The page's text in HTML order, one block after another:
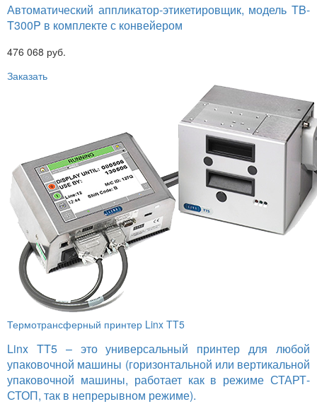
Автоматический аппликатор-этикетировщик, модель TB-
T300P в комплекте с конвейером
476 068 руб.
Заказать
Термотрансферный принтер Linx TT5
Linx TT5 – это универсальный принтер для любой
упаковочной машины (горизонтальной или вертикальной
упаковочной машины, работает как в режиме СТАРТ-
СТОП, так в непрерывном режиме).